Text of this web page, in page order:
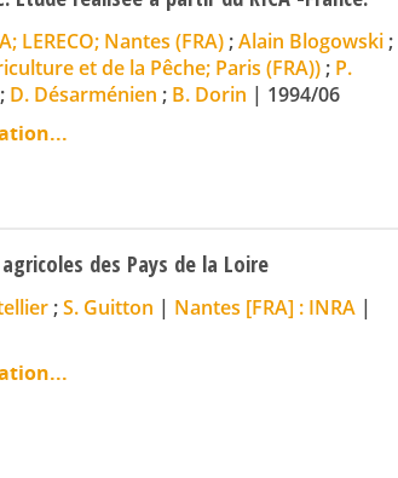
LERECO; Nantes (FRA);Alain Blogowski;
et de la Pêche; Paris (FRA)); P.
; D. Désarménien ; B. Dorin | 1994/06
des Pays de la Loire
;S. Guitton | Nantes [FRA] : INRA|